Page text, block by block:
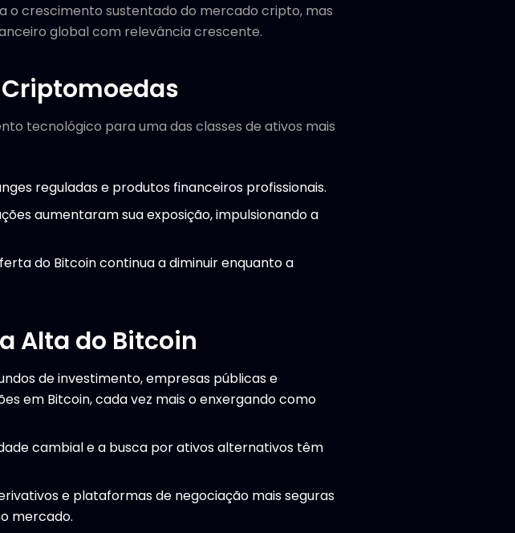
o crescimento sustentado do mercado cripto, mas
global com relevância crescente.
tecnológico para uma das classes de ativos mais
reguladas e produtos financeiros profissionais.
aumentaram sua exposição, impulsionando a
do Bitcoin continua a diminuir enquanto a
Alta do Bitcoin
de investimento, empresas públicas e
em Bitcoin, cada vez mais o enxergando como
cambial e a busca por ativos alternativos têm
e plataformas de negociação mais seguras
mercado.